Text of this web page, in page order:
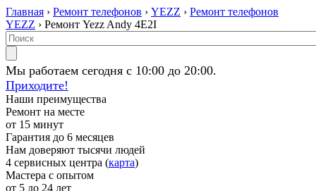
Главная › Ремонт телефонов › YEZZ › Ремонт телефонов
YEZZ › Ремонт Yezz Andy 4E2I
Мы работаем сегодня с 10:00 до 20:00.
Приходите!
Наши преимущества
Ремонт на месте
от 15 минут
Гарантия до 6 месяцев
Нам доверяют тысячи людей
4 сервисных центра (карта)
Мастера с опытом
от 5 до 24 лет